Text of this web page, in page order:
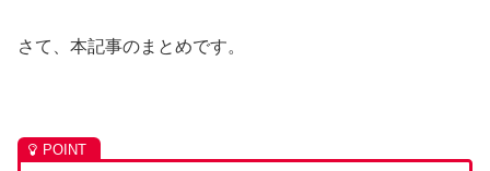
さて、本記事のまとめです。